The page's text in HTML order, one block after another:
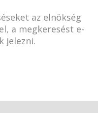
az elnökség
a megkeresést e-
jelezni.